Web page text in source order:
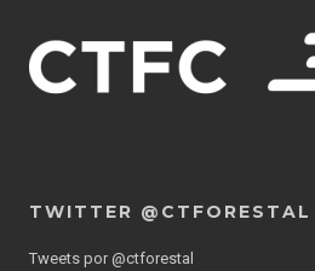
TWITTER @CTFORESTAL
Tweets por @ctforestal